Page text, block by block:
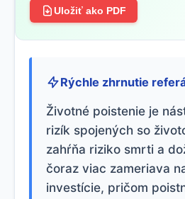
Uložiť ako PDF
Rýchle zhrnutie
Životné poistenie je
rizík spojených so
zahŕňa riziko smrti a
čoraz viac zameriava
investície, pričom